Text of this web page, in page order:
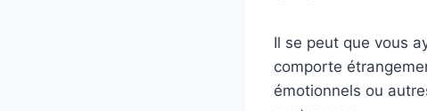
Il se peut que vous
comporte
émotionnels ou